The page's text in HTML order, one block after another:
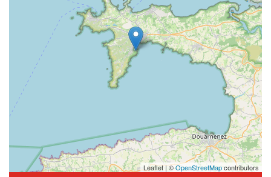
Leaflet | ©OpenStreetMapcontributors